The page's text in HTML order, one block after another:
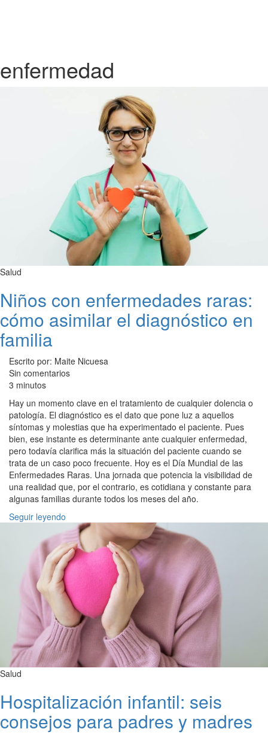
enfermedad
Salud
Niños con enfermedades raras:
cómo asimilar el diagnóstico en
familia
Escrito por: Maite Nicuesa
Sin comentarios
3 minutos
Hay un momento clave en el tratamiento de cualquier dolencia o
patología. El diagnóstico es el dato que pone luz a aquellos
síntomas y molestias que ha experimentado el paciente. Pues
bien, ese instante es determinante ante cualquier enfermedad,
pero todavía clarifica más la situación del paciente cuando se
trata de un caso poco frecuente. Hoy es el Día Mundial de las
Enfermedades Raras. Una jornada que potencia la visibilidad de
una realidad que, por el contrario, es cotidiana y constante para
algunas familias durante todos los meses del año.
Seguir leyendo
Salud
Hospitalización infantil: seis
consejos para padres y madres